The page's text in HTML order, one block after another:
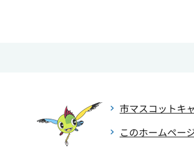
市マスコットキ
このホームペー